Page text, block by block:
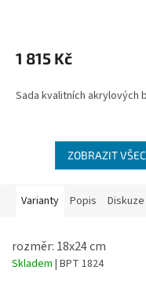
1 815 Kč
Sada kvalitních akrylových
ZOBRAZIT
Varianty Popis Diskuze
rozměr: 18x24 cm
Skladem | BPT 1824